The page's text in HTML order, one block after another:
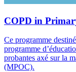
COPD in
Ce programme
programme
probantes axé sur la
(MPOC).